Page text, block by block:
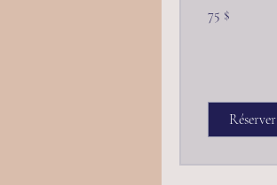
canadiens
75 $
Réserver